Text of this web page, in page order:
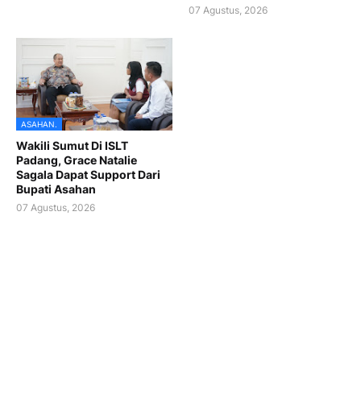
07 Agustus, 2026
ASAHAN.
Wakili Sumut Di ISLT
Padang, Grace Natalie
Sagala Dapat Support Dari
Bupati Asahan
07 Agustus, 2026